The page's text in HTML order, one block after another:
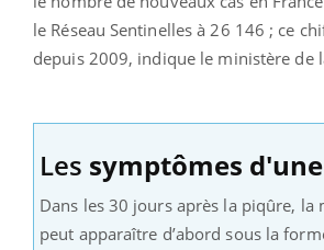
le Réseau Sentinelles à 26 146 ; ce
depuis 2009, indique le ministère de
Les symptômes
Dans les 30 jours après la piqûre, la
peut apparaître d’abord sous la